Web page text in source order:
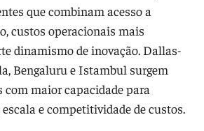
que combinam acesso a
custos operacionais mais
dinamismo de inovação. Dallas-
Bengaluru e Istambul surgem
com maior capacidade para
e competitividade de custos.